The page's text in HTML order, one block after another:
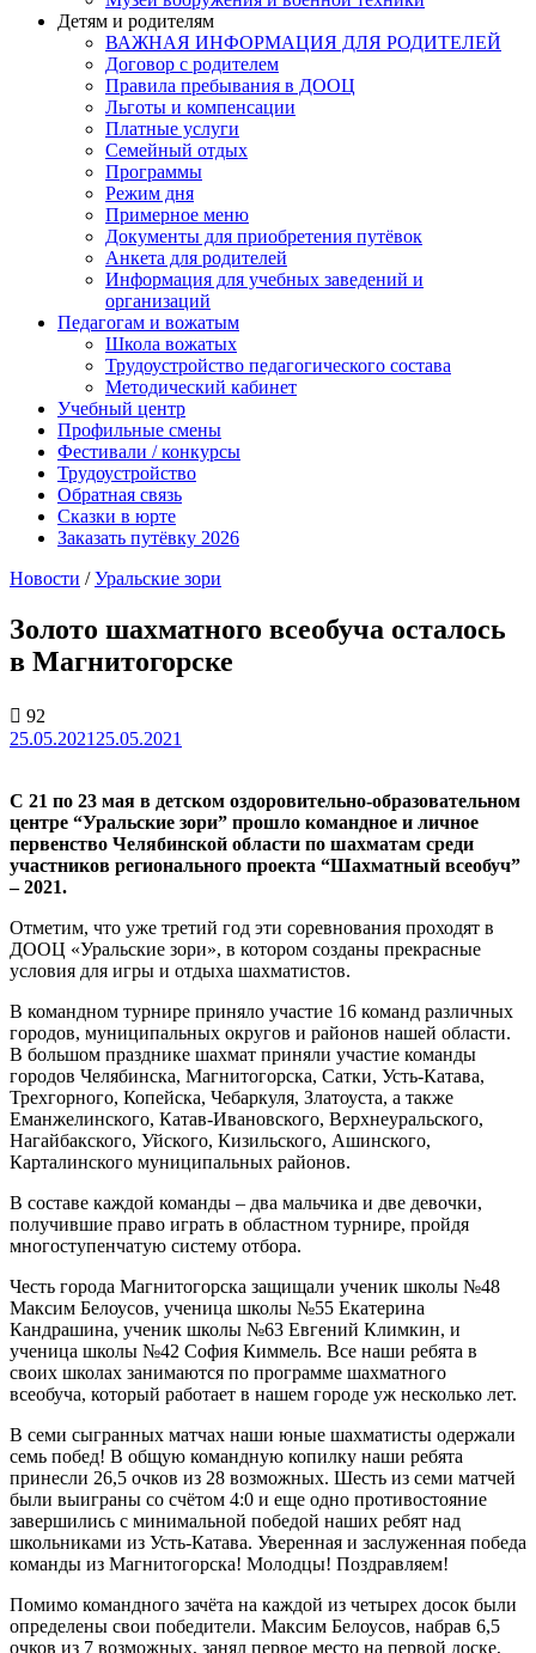
Детям и родителям
ВАЖНАЯ ИНФОРМАЦИЯ ДЛЯ РОДИТЕЛЕЙ
Договор с родителем
Правила пребывания в ДООЦ
Льготы и компенсации
Платные услуги
Семейный отдых
Программы
Режим дня
Примерное меню
Документы для приобретения путёвок
Анкета для родителей
Информация для учебных заведений и
организаций
Педагогам и вожатым
Школа вожатых
Трудоустройство педагогического состава
Методический кабинет
Учебный центр
Профильные смены
Фестивали / конкурсы
Трудоустройство
Обратная связь
Сказки в юрте
Заказать путёвку 2026
Новости /Уральские зори
Золото шахматного всеобуча осталось
в Магнитогорске
92
25.05.2021 25.05.2021
С 21 по 23 мая в детском оздоровительно-образовательном
центре “Уральские зори” прошло командное и личное
первенство Челябинской области по шахматам среди
участников регионального проекта “Шахматный всеобуч”
– 2021.
Отметим, что уже третий год эти соревнования проходят в
ДООЦ «Уральские зори», в котором созданы прекрасные
условия для игры и отдыха шахматистов.
В командном турнире приняло участие 16 команд различных
городов, муниципальных округов и районов нашей области.
В большом празднике шахмат приняли участие команды
городов Челябинска, Магнитогорска, Сатки, Усть-Катава,
Трехгорного, Копейска, Чебаркуля, Златоуста, а также
Еманжелинского, Катав-Ивановского, Верхнеуральского,
Нагайбакского, Уйского, Кизильского, Ашинского,
Карталинского муниципальных районов.
В составе каждой команды – два мальчика и две девочки,
получившие право играть в областном турнире, пройдя
многоступенчатую систему отбора.
Честь города Магнитогорска защищали ученик школы №48
Максим Белоусов, ученица школы №55 Екатерина
Кандрашина, ученик школы №63 Евгений Климкин, и
ученица школы №42 София Киммель. Все наши ребята в
своих школах занимаются по программе шахматного
всеобуча, который работает в нашем городе уж несколько лет.
В семи сыгранных матчах наши юные шахматисты одержали
семь побед! В общую командную копилку наши ребята
принесли 26,5 очков из 28 возможных. Шесть из семи матчей
были выиграны со счётом 4:0 и еще одно противостояние
завершились с минимальной победой наших ребят над
школьниками из Усть-Катава. Уверенная и заслуженная победа
команды из Магнитогорска! Молодцы! Поздравляем!
Помимо командного зачёта на каждой из четырех досок были
определены свои победители. Максим Белоусов, набрав 6,5
очков из 7 возможных, занял первое место на первой доске,